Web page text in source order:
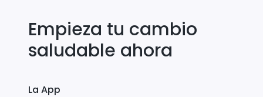
Empieza tu cambio
saludable ahora
La App